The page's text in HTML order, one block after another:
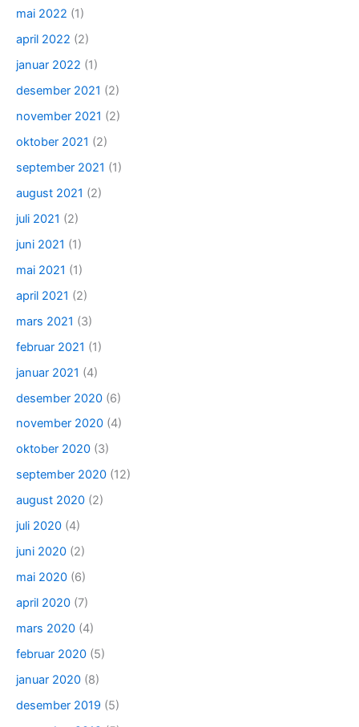
mai 2022 (1)
april 2022 (2)
januar 2022 (1)
desember 2021 (2)
november 2021 (2)
oktober 2021 (2)
september 2021 (1)
august 2021 (2)
juli 2021 (2)
juni 2021 (1)
mai 2021 (1)
april 2021 (2)
mars 2021 (3)
februar 2021 (1)
januar 2021 (4)
desember 2020 (6)
november 2020 (4)
oktober 2020 (3)
september 2020 (12)
august 2020 (2)
juli 2020 (4)
juni 2020 (2)
mai 2020 (6)
april 2020 (7)
mars 2020 (4)
februar 2020 (5)
januar 2020 (8)
desember 2019 (5)